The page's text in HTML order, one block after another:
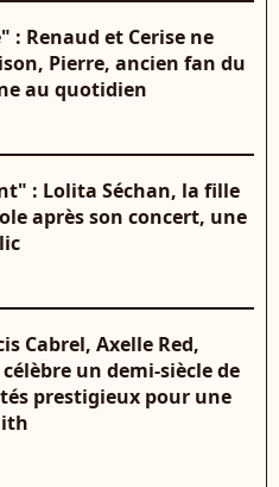
: Renaud et Cerise ne
Pierre, ancien fan du
au quotidien
: Lolita Séchan, la fille
après son concert, une
Cabrel, Axelle Red,
un demi-siècle de
prestigieux pour une